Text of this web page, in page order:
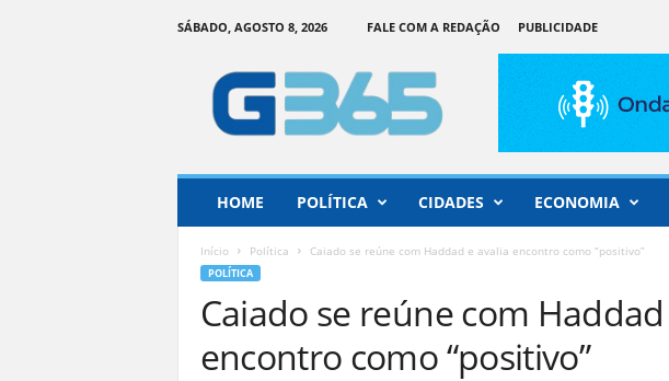
SÁBADO, AGOSTO 8, 2026 FALE COM A REDAÇÃO
PUBLICIDADE
HOME POLÍTICA CIDADES ECONOMIA
Início Política Caiado se reúne com Haddad e avalia encontro como “positivo”
POLÍTICA
Caiado se reúne com
encontro como “positivo”